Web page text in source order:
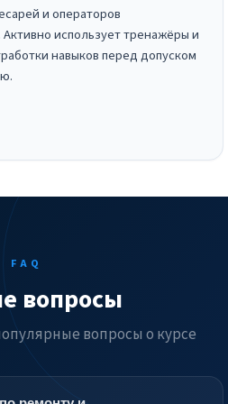
и операторов
использует тренажёры и
навыков перед допуском
FAQ
вопросы
вопросы о курсе